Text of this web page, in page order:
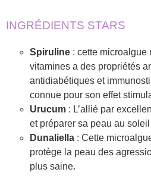
INGRÉDIENTS STARS
Spiruline : cette microalgue
vitamines a des propriétés
antidiabétiques et
connue pour son effet
Urucum : L’allié par
et préparer sa peau au soleil
Dunaliella : Cette
protège la peau des
plus saine.